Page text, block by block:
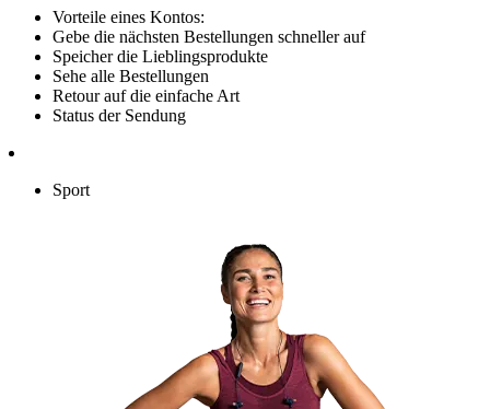
Vorteile eines Kontos:
Gebe die nächsten Bestellungen schneller auf
Speicher die Lieblingsprodukte
Sehe alle Bestellungen
Retour auf die einfache Art
Status der Sendung
Sport